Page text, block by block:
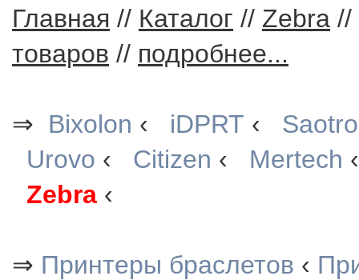
Главная // Каталог // Zebra //
товаров // подробнее...
⇒ Bixolon ‹ iDPRT ‹
Urovo ‹ Citizen ‹ Mertech
Zebra ‹
⇒ Принтеры браслетов ‹